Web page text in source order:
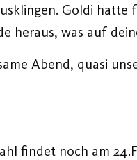
Goldi hatte
heraus, was auf
Abend, quasi
findet noch am